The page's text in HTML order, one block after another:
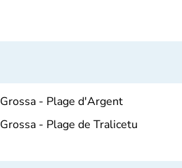
Grossa - Plage d'Argent
Grossa - Plage de Tralicetu